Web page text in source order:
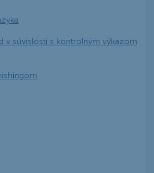
v súvislosti s kontrolným výkazom